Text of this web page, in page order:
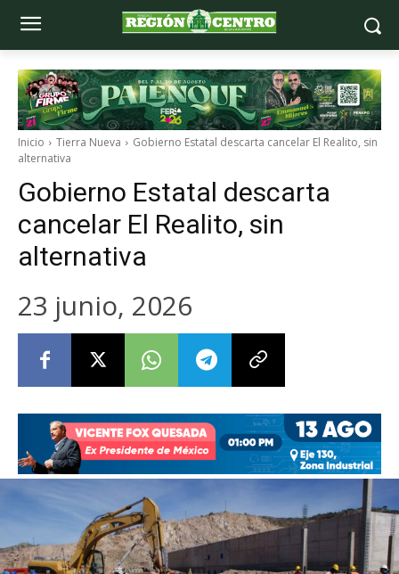
Inicio Tierra Nueva
Gobierno Estatal descarta cancelar El Realito, sin
alternativa
Gobierno Estatal descarta
cancelar El Realito, sin
alternativa
23 junio, 2026